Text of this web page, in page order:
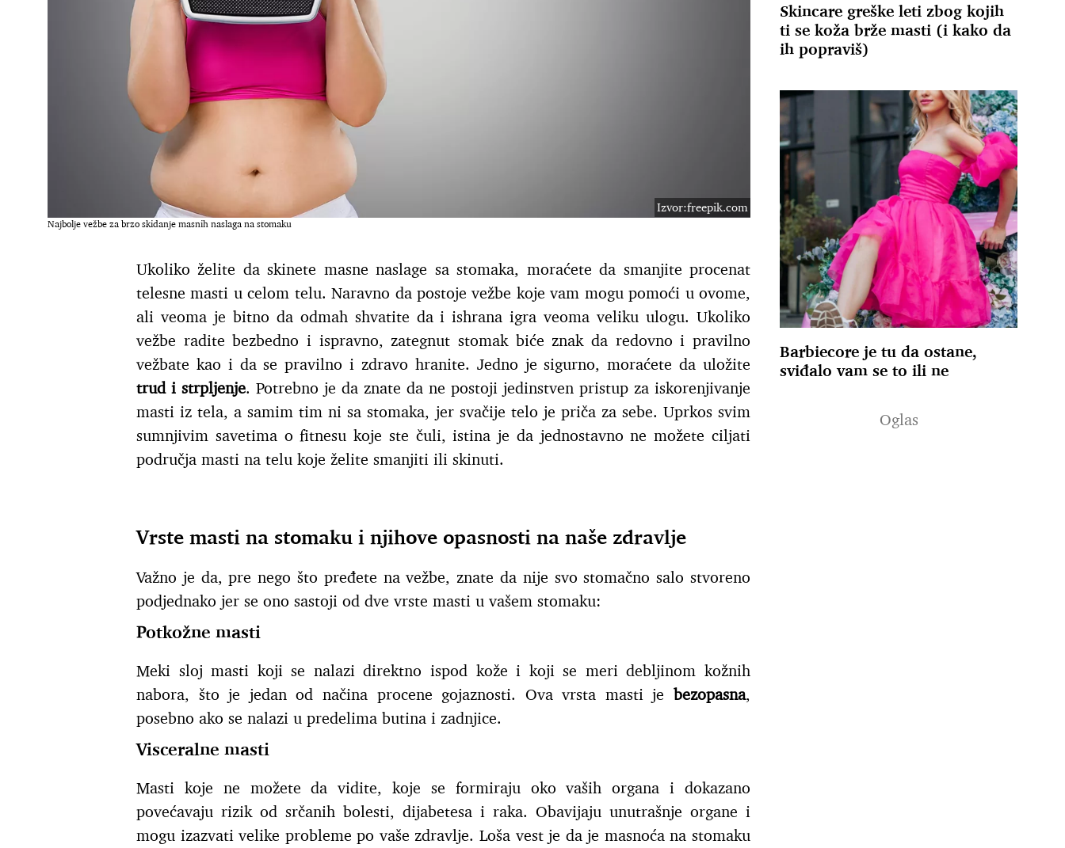
Najbolje vežbe za brzo skidanje masnih naslaga na stomaku
Izvor:freepik.com
Ukoliko želite da skinete masne naslage sa stomaka, moraćete da smanjite procenat
telesne masti u celom telu. Naravno da postoje vežbe koje vam mogu pomoći u ovome,
ali veoma je bitno da odmah shvatite da i ishrana igra veoma veliku ulogu. Ukoliko
vežbe radite bezbedno i ispravno, zategnut stomak biće znak da redovno i pravilno
vežbate kao i da se pravilno i zdravo hranite. Jedno je sigurno, moraćete da uložite
trud i strpljenje. Potrebno je da znate da ne postoji jedinstven pristup za iskorenjivanje
masti iz tela, a samim tim ni sa stomaka, jer svačije telo je priča za sebe. Uprkos svim
sumnjivim savetima o fitnesu koje ste čuli, istina je da jednostavno ne možete ciljati
područja masti na telu koje želite smanjiti ili skinuti.
Vrste masti na stomaku i njihove opasnosti na naše zdravlje
Važno je da, pre nego što pređete na vežbe, znate da nije svo stomačno salo stvoreno
podjednako jer se ono sastoji od dve vrste masti u vašem stomaku:
Potkožne masti
Meki sloj masti koji se nalazi direktno ispod kože i koji se meri debljinom kožnih
nabora, što je jedan od načina procene gojaznosti. Ova vrsta masti je bezopasna,
posebno ako se nalazi u predelima butina i zadnjice.
Visceralne masti
Masti koje ne možete da vidite, koje se formiraju oko vaših organa i dokazano
povećavaju rizik od srčanih bolesti, dijabetesa i raka. Obavijaju unutrašnje organe i
mogu izazvati velike probleme po vaše zdravlje. Loša vest je da je masnoća na stomaku
Skincare greške leti zbog kojih
ti se koža brže masti (i kako da
ih popraviš)
Barbiecore je tu da ostane,
sviđalo vam se to ili ne